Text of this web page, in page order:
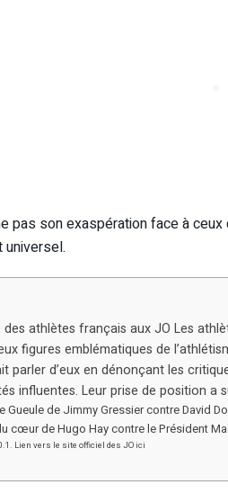
pas son exaspération face à
athlètes français aux JO Les
figures emblématiques de
parler d’eux en dénonçant les
influentes. Leur prise de position
Gueule de Jimmy Gressier contre David
cœur de Hugo Hay contre le Président
Lien vers le site officiel des JO ici